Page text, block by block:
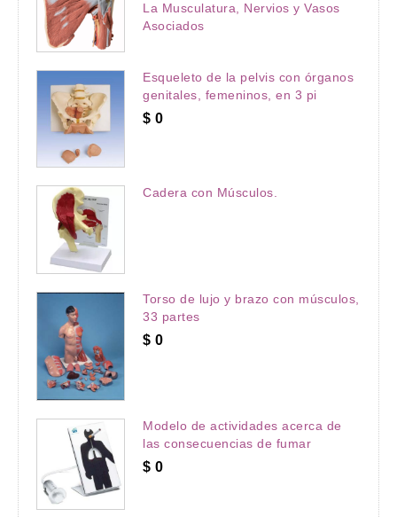
La Musculatura, Nervios y Vasos
Asociados
Esqueleto de la pelvis con órganos
genitales, femeninos, en 3 pi
$ 0
Cadera con Músculos.
Torso de lujo y brazo con músculos,
33 partes
$ 0
Modelo de actividades acerca de
las consecuencias de fumar
$ 0